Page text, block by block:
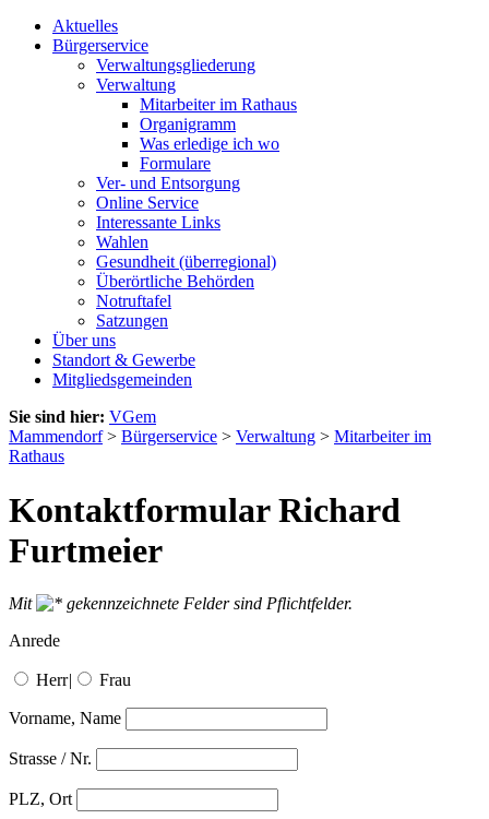
Aktuelles
Bürgerservice
Verwaltungsgliederung
Verwaltung
Mitarbeiter im Rathaus
Organigramm
Was erledige ich wo
Formulare
Ver- und Entsorgung
Online Service
Interessante Links
Wahlen
Gesundheit (überregional)
Überörtliche Behörden
Notruftafel
Satzungen
Über uns
Standort & Gewerbe
Mitgliedsgemeinden
Sie sind hier: VGem
Mammendorf> Bürgerservice > Verwaltung > Mitarbeiter im
Rathaus
Kontaktformular Richard
Furtmeier
Mit
gekennzeichnete Felder sind Pflichtfelder.
Anrede
Herr| Frau
Vorname, Name
Strasse / Nr.
PLZ, Ort